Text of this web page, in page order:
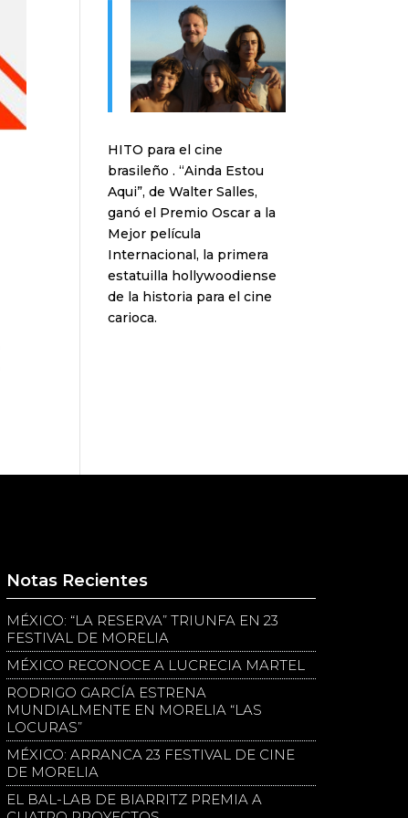
HITO para el cine
brasileño . “Ainda Estou
Aqui”, de Walter Salles,
ganó el Premio Oscar a la
Mejor película
Internacional, la primera
estatuilla hollywoodiense
de la historia para el cine
carioca.
Notas Recientes
MÉXICO: “LA RESERVA” TRIUNFA EN 23
FESTIVAL DE MORELIA
MÉXICO RECONOCE A LUCRECIA MARTEL
RODRIGO GARCÍA ESTRENA
MUNDIALMENTE EN MORELIA “LAS
LOCURAS”
MÉXICO: ARRANCA 23 FESTIVAL DE CINE
DE MORELIA
EL BAL-LAB DE BIARRITZ PREMIA A